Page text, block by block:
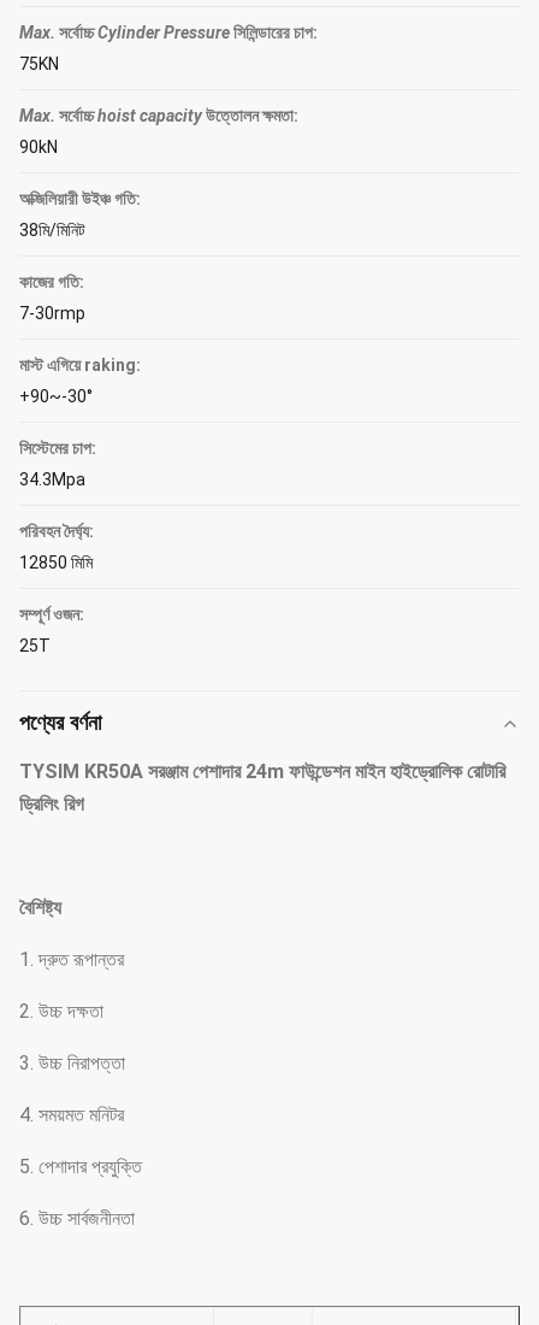
Max. সর্বোচ্চCylinder Pressureসিলিন্ডারের চাপ:
75KN
Max. সর্বোচ্চhoist capacityউত্তোলন ক্ষমতা:
90kN
অক্জিলিয়ারী উইঞ্চ গতি:
38মি/মিনিট
কাজের গতি:
7-30rmp
মাস্ট এগিয়ে raking:
+90~-30°
সিস্টেমের চাপ:
34.3Mpa
পরিবহন দৈর্ঘ্য:
12850 মিমি
সম্পূর্ণ ওজন:
25T
পণ্যের বর্ণনা
TYSIM KR50A সরঞ্জাম পেশাদার 24m ফাউন্ডেশন মাইন হাইড্রোলিক রোটারি
ড্রিলিং রিগ
বৈশিষ্ট্য
1. দ্রুত রূপান্তর
2. উচ্চ দক্ষতা
3. উচ্চ নিরাপত্তা
4. সময়মত মনিটর
5. পেশাদার প্রযুক্তি
6. উচ্চ সার্বজনীনতা